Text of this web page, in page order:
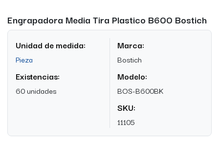
Engrapadora Media Tira Plastico B600 Bostich
Unidad de medida:
Pieza
Existencias:
60 unidades
Marca:
Bostich
Modelo:
BOS-B600BK
SKU:
11105